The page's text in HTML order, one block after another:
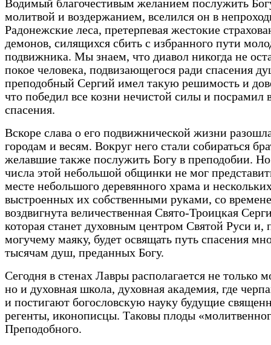
Водимый благочестивым желанием послужить
молитвой и воздержанием, вселился он в
Радонежские леса, претерпевая жестокие
демонов, силящихся сбить с избранного пути
подвижника. Мы знаем, что диавол никогда не
покое человека, подвизающегося ради спасения
преподобный Сергий имел такую решимость и
что победил все козни нечистой силы и посрамил
спасения.
Вскоре слава о его подвижнической жизни
городам и весям. Вокруг него стали собираться
желавшие также послужить Богу в преподобии.
числа этой небольшой общинки не мог
месте небольшого деревянного храма и
выстроенных их собственными руками, со
воздвигнута величественная Свято-Троицкая
которая станет духовным центром Святой Руси и,
могучему маяку, будет освящать путь спасения
тысячам душ, преданных Богу.
Сегодня в стенах Лавры располагается не только
но и духовная школа, духовная академия, где
и постигают богословскую науку будущие
регенты, иконописцы. Таковы плоды
Преподобного.